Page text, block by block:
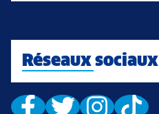
Réseaux sociaux